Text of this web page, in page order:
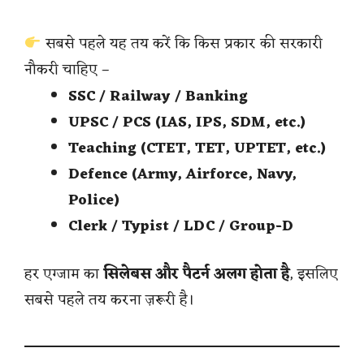
सबसे पहले यह तय करें कि किस प्रकार की सरकारी
नौकरी चाहिए –
SSC / Railway / Banking
UPSC / PCS (IAS, IPS, SDM, etc.)
Teaching (CTET, TET, UPTET, etc.)
Defence (Army, Airforce, Navy,
Police)
Clerk / Typist / LDC / Group-D
हर एग्जाम कासिलेबस और पैटर्न अलग होता है, इसलिए
सबसे पहले तय करना ज़रूरी है।